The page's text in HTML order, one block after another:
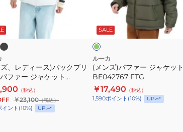
、レディース)バックプリ
ファー ジャケット
（税込）
￥23,100（税込）
イント (10%) UP
ャ
ケ
ッ
ト
BE042767
FTG
SALE
オ
リ
ー
ブ
ルーカ
(メンズ)パファー ジャケット
BE042767 FTG
￥17,490 （税込）
1,590ポイント (10%) UP